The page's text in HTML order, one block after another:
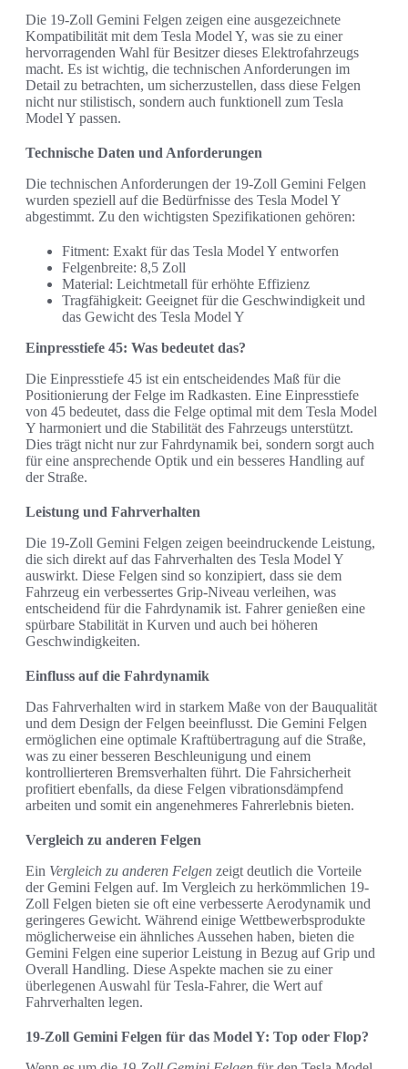
Die 19-Zoll Gemini Felgen zeigen eine ausgezeichnete
Kompatibilität mit dem Tesla Model Y, was sie zu einer
hervorragenden Wahl für Besitzer dieses Elektrofahrzeugs
macht. Es ist wichtig, die technischen Anforderungen im
Detail zu betrachten, um sicherzustellen, dass diese Felgen
nicht nur stilistisch, sondern auch funktionell zum Tesla
Model Y passen.
Technische Daten und Anforderungen
Die technischen Anforderungen der 19-Zoll Gemini Felgen
wurden speziell auf die Bedürfnisse des Tesla Model Y
abgestimmt. Zu den wichtigsten Spezifikationen gehören:
Fitment: Exakt für das Tesla Model Y entworfen
Felgenbreite: 8,5 Zoll
Material: Leichtmetall für erhöhte Effizienz
Tragfähigkeit: Geeignet für die Geschwindigkeit und
das Gewicht des Tesla Model Y
Einpresstiefe 45: Was bedeutet das?
Die Einpresstiefe 45 ist ein entscheidendes Maß für die
Positionierung der Felge im Radkasten. Eine Einpresstiefe
von 45 bedeutet, dass die Felge optimal mit dem Tesla Model
Y harmoniert und die Stabilität des Fahrzeugs unterstützt.
Dies trägt nicht nur zur Fahrdynamik bei, sondern sorgt auch
für eine ansprechende Optik und ein besseres Handling auf
der Straße.
Leistung und Fahrverhalten
Die 19-Zoll Gemini Felgen zeigen beeindruckende Leistung,
die sich direkt auf das Fahrverhalten des Tesla Model Y
auswirkt. Diese Felgen sind so konzipiert, dass sie dem
Fahrzeug ein verbessertes Grip-Niveau verleihen, was
entscheidend für die Fahrdynamik ist. Fahrer genießen eine
spürbare Stabilität in Kurven und auch bei höheren
Geschwindigkeiten.
Einfluss auf die Fahrdynamik
Das Fahrverhalten wird in starkem Maße von der Bauqualität
und dem Design der Felgen beeinflusst. Die Gemini Felgen
ermöglichen eine optimale Kraftübertragung auf die Straße,
was zu einer besseren Beschleunigung und einem
kontrollierteren Bremsverhalten führt. Die Fahrsicherheit
profitiert ebenfalls, da diese Felgen vibrationsdämpfend
arbeiten und somit ein angenehmeres Fahrerlebnis bieten.
Vergleich zu anderen Felgen
Ein Vergleich zu anderen Felgen zeigt deutlich die Vorteile
der Gemini Felgen auf. Im Vergleich zu herkömmlichen 19-
Zoll Felgen bieten sie oft eine verbesserte Aerodynamik und
geringeres Gewicht. Während einige Wettbewerbsprodukte
möglicherweise ein ähnliches Aussehen haben, bieten die
Gemini Felgen eine superior Leistung in Bezug auf Grip und
Overall Handling. Diese Aspekte machen sie zu einer
überlegenen Auswahl für Tesla-Fahrer, die Wert auf
Fahrverhalten legen.
19-Zoll Gemini Felgen für das Model Y: Top oder Flop?